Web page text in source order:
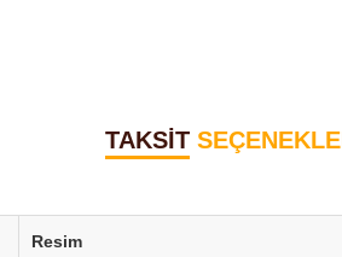
TAKSİT
Resim